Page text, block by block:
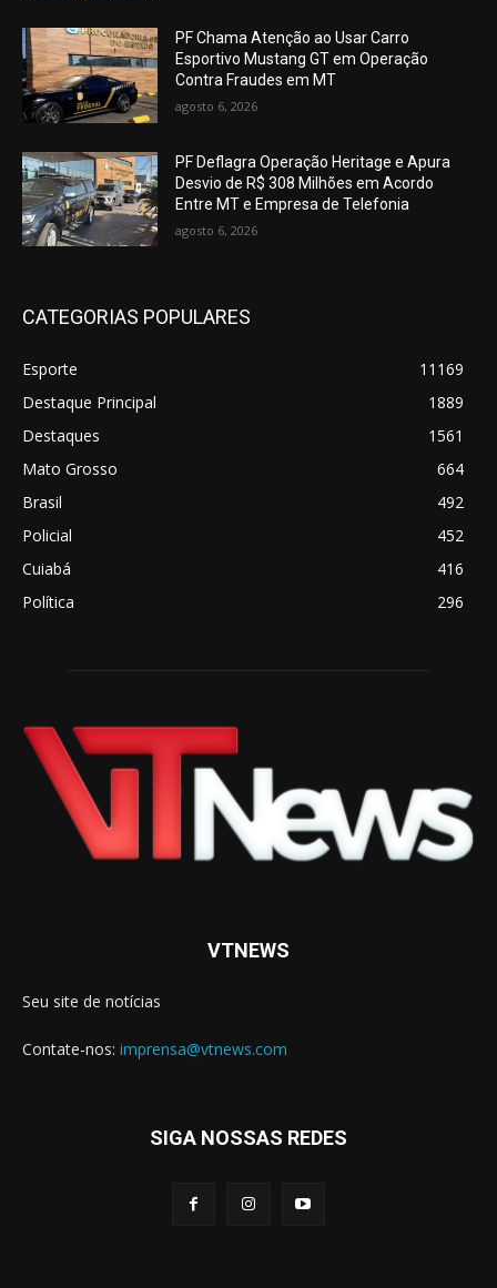
PF Chama Atenção ao Usar Carro
Esportivo Mustang GT em Operação
Contra Fraudes em MT
agosto 6, 2026
PF Deflagra Operação Heritage e Apura
Desvio de R$ 308 Milhões em Acordo
Entre MT e Empresa de Telefonia
agosto 6, 2026
CATEGORIAS POPULARES
Esporte
11169
Destaque Principal
1889
Destaques
1561
Mato Grosso
664
Brasil
492
Policial
452
Cuiabá
416
Política
296
VTNEWS
Seu site de notícias
Contate-nos: imprensa@vtnews.com
SIGA NOSSAS REDES